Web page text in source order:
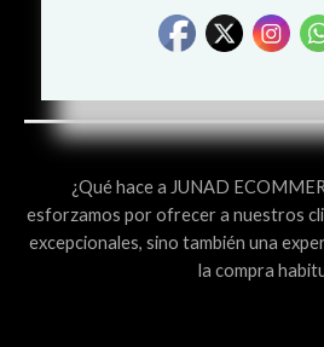
¿Qué hace a JUNAD
esforzamos por ofrecer a nuestros
excepcionales, sino también una
la compra